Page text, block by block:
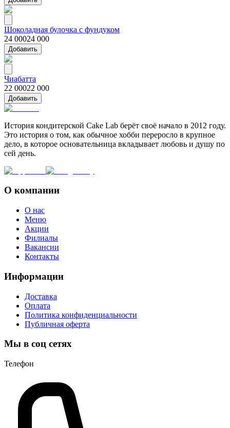
Шоколадная булочка с фундуком
24 00024 000
Добавить
Чиабатта
22 00022 000
Добавить
История кондитерской Cake Lab берёт своё начало в 2012 году.
Это история о том, как обычное хобби переросло в крупное
дело, в которое основательница вкладывает любовь и душу по
сей день.
О компании
О нас
Меню
Акции
Филиалы
Вакансии
Контакты
Информации
Доставка
Оплата
Политика конфиденциальности
Публичная оферта
Мы в соц сетях
Телефон